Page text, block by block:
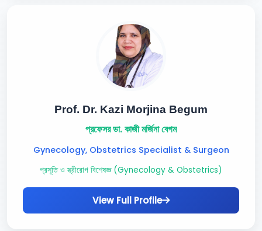
Prof. Dr. Kazi Morjina Begum
প্রফেসর ডা. কাজী মর্জিনা বেগম
Gynecology, Obstetrics Specialist & Surgeon
প্রসূতি ও স্ত্রীরোগ বিশেষজ্ঞ (Gynecology & Obstetrics)
View Full Profile